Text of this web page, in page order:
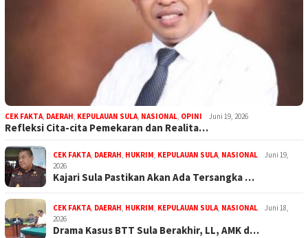
CEK FAKTA, DAERAH, KEPULAUAN SULA, NASIONAL, OPINI Juni 19, 2026
Refleksi Cita-cita Pemekaran dan Realita…
CEK FAKTA, DAERAH, HUKRIM, KEPULAUAN SULA, NASIONAL
Juni 19,
2026
Kajari Sula Pastikan Akan Ada Tersangka …
CEK FAKTA, DAERAH, HUKRIM, KEPULAUAN SULA, NASIONAL
Juni 18,
2026
Drama Kasus BTT Sula Berakhir, LL, AMK d…